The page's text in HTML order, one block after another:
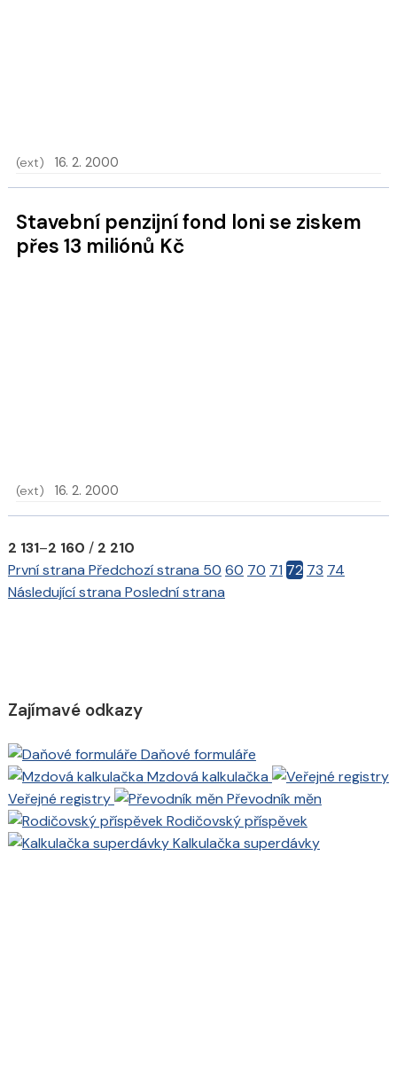
(ext) 16. 2. 2000
Stavební penzijní fond loni se ziskem
přes 13 miliónů Kč
(ext) 16. 2. 2000
2 131–2 160 / 2 210
První strana Předchozí strana 50 60 70 71 72 73 74
Následující strana Poslední strana
Zajímavé odkazy
Daňové formuláře
Mzdová kalkulačka
Veřejné registry
Převodník měn
Rodičovský příspěvek
Kalkulačka superdávky